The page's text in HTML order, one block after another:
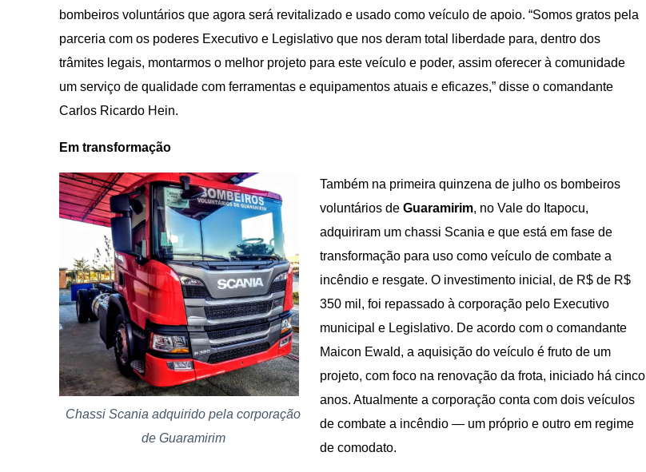
bombeiros voluntários que agora será revitalizado e usado como veículo de apoio. “Somos gratos pela
parceria com os poderes Executivo e Legislativo que nos deram total liberdade para, dentro dos
trâmites legais, montarmos o melhor projeto para este veículo e poder, assim oferecer à comunidade
um serviço de qualidade com ferramentas e equipamentos atuais e eficazes,” disse o comandante
Carlos Ricardo Hein.
Em transformação
Chassi Scania adquirido pela corporação
de Guaramirim
Também na primeira quinzena de julho os bombeiros
voluntários de Guaramirim, no Vale do Itapocu,
adquiriram um chassi Scania e que está em fase de
transformação para uso como veículo de combate a
incêndio e resgate. O investimento inicial, de R$ de R$
350 mil, foi repassado à corporação pelo Executivo
municipal e Legislativo. De acordo com o comandante
Maicon Ewald, a aquisição do veículo é fruto de um
projeto, com foco na renovação da frota, iniciado há cinco
anos. Atualmente a corporação conta com dois veículos
de combate a incêndio — um próprio e outro em regime
de comodato.